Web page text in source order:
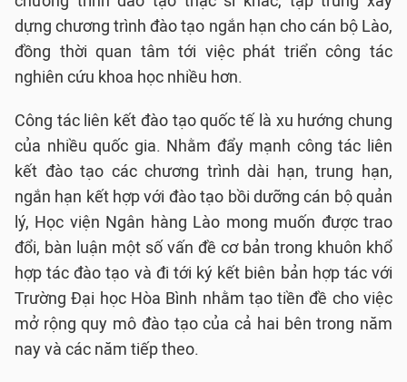
dựng chương trình đào tạo ngắn hạn cho cán bộ Lào,
đồng thời quan tâm tới việc phát triển công tác
nghiên cứu khoa học nhiều hơn.
Công tác liên kết đào tạo quốc tế là xu hướng chung
của nhiều quốc gia. Nhằm đẩy mạnh công tác liên
kết đào tạo các chương trình dài hạn, trung hạn,
ngắn hạn kết hợp với đào tạo bồi dưỡng cán bộ quản
lý, Học viện Ngân hàng Lào mong muốn được trao
đổi, bàn luận một số vấn đề cơ bản trong khuôn khổ
hợp tác đào tạo và đi tới ký kết biên bản hợp tác với
Trường Đại học Hòa Bình nhằm tạo tiền đề cho việc
mở rộng quy mô đào tạo của cả hai bên trong năm
nay và các năm tiếp theo.